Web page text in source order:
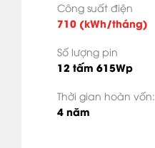
Công suất điện
710 (kWh/tháng)
Số lượng pin
12 tấm 615Wp
Thời gian hoàn vốn:
4 năm